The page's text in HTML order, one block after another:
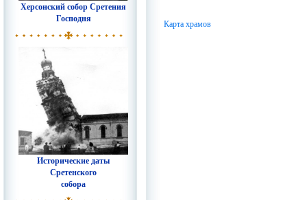
Херсонский собор Сретения
Господня
Исторические даты
Сретенского
собора
Карта храмов